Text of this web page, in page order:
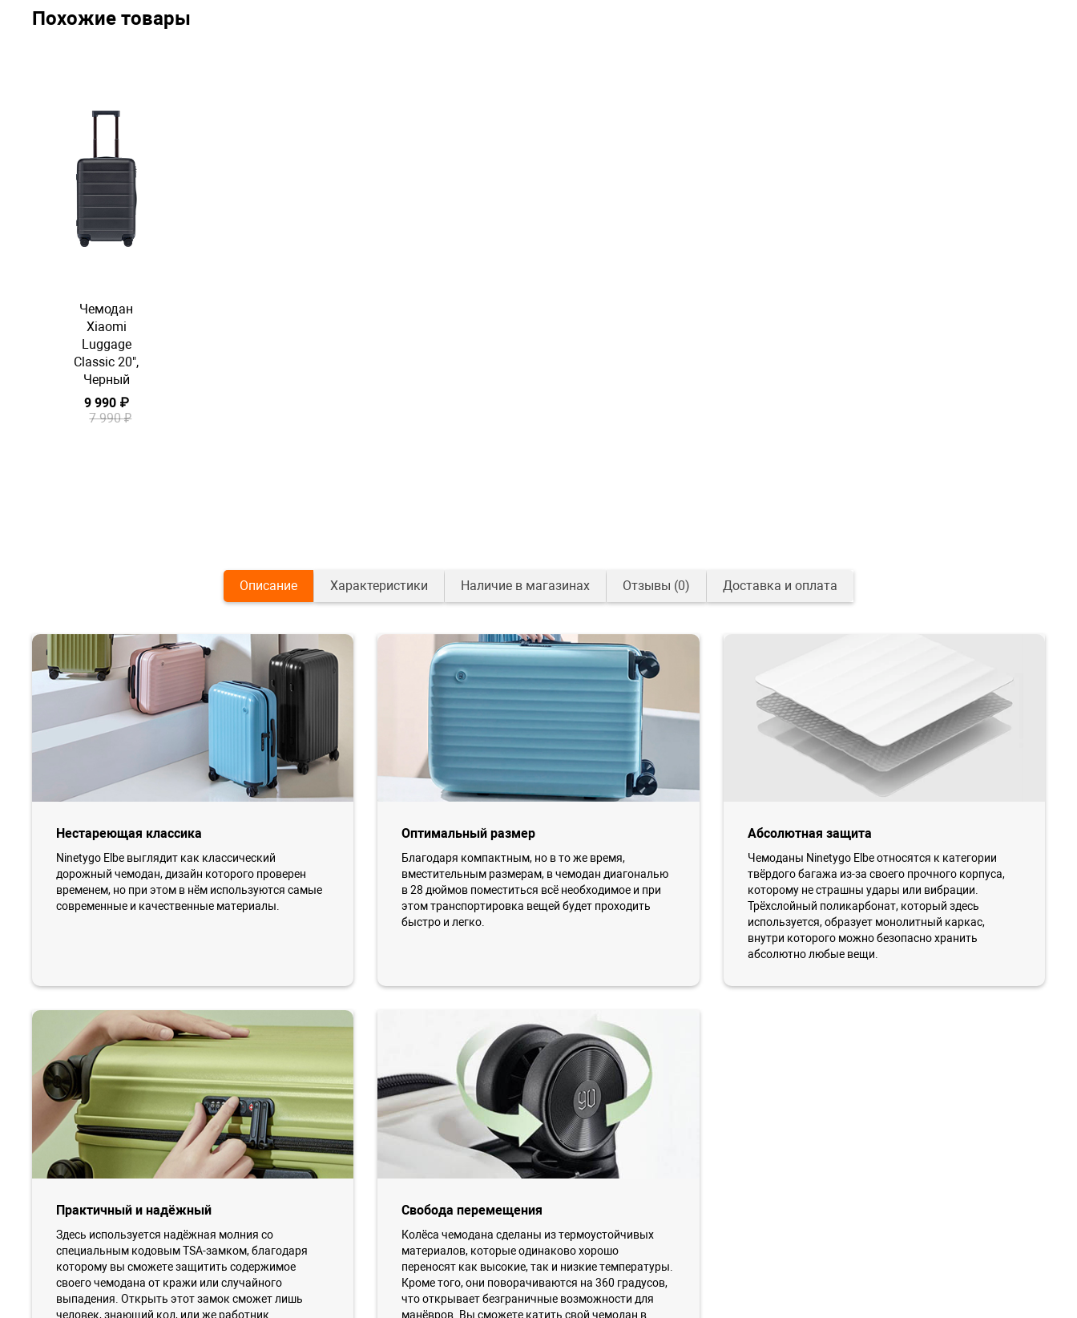
Похожие товары
Чемодан
Xiaomi
Luggage
Classic 20",
Черный
9 990 ₽
7 990 ₽
Описание Характеристики Наличие в магазинах Отзывы (0) Доставка и оплата
Нестареющая классика
Ninetygo Elbe выглядит как классический
дорожный чемодан, дизайн которого проверен
временем, но при этом в нём используются самые
современные и качественные материалы.
Оптимальный размер
Благодаря компактным, но в то же время,
вместительным размерам, в чемодан диагональю
в 28 дюймов поместиться всё необходимое и при
этом транспортировка вещей будет проходить
быстро и легко.
Абсолютная защита
Чемоданы Ninetygo Elbe относятся к категории
твёрдого багажа из-за своего прочного корпуса,
которому не страшны удары или вибрации.
Трёхслойный поликарбонат, который здесь
используется, образует монолитный каркас,
внутри которого можно безопасно хранить
абсолютно любые вещи.
Практичный и надёжный
Здесь используется надёжная молния со
специальным кодовым TSA-замком, благодаря
которому вы сможете защитить содержимое
своего чемодана от кражи или случайного
выпадения. Открыть этот замок сможет лишь
человек, знающий код, или же работник
Свобода перемещения
Колёса чемодана сделаны из термоустойчивых
материалов, которые одинаково хорошо
переносят как высокие, так и низкие температуры.
Кроме того, они поворачиваются на 360 градусов,
что открывает безграничные возможности для
манёвров. Вы сможете катить свой чемодан в